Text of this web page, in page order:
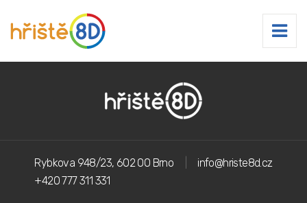
Rybkova 948/23, 602 00 Brno
info@hriste8d.cz
+420 777 311 331